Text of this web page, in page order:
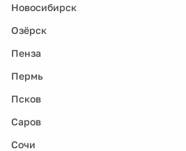
Новосибирск
Озёрск
Пенза
Пермь
Псков
Саров
Сочи